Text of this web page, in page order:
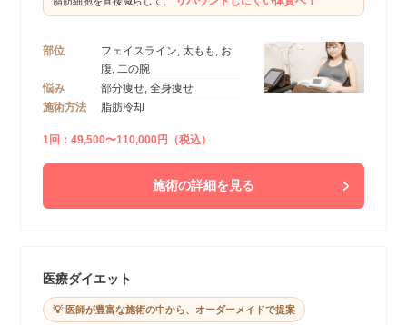
部位
フェイスライン, 太もも, お
腹, 二の腕
悩み
部分痩せ, 全身痩せ
施術方法
脂肪冷却
1回：49,500〜110,000円（税込）
施術の詳細を見る
医療ダイエット
💡 医師が豊富な施術の中から、オーダーメイドで提案